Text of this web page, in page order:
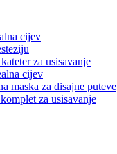
cijev
za usisavanje
cijev
maska ​​za disajne puteve
za usisavanje